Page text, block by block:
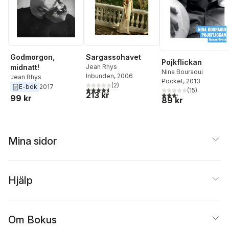
Godmorgon,
midnatt!
Jean Rhys
E-bok 2017
99 kr
Sargassohavet
Jean Rhys
Inbunden, 2006
4,5utav 5 stjärnor. Totalt antal röster:
(2)
213 kr
Pojkflickan
Nina Bouraoui
Pocket, 2013
3,2utav 5 stjärnor.
(15)
89 kr
Mina sidor
Hjälp
Om Bokus